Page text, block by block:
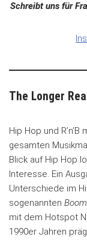
Schreibt uns für
The Longer
Hip Hop und
gesamten
Blick auf Hip Hop
Interesse. Ein
Unterschiede im
sogenannten
mit dem Hotspot
1990er Jahren